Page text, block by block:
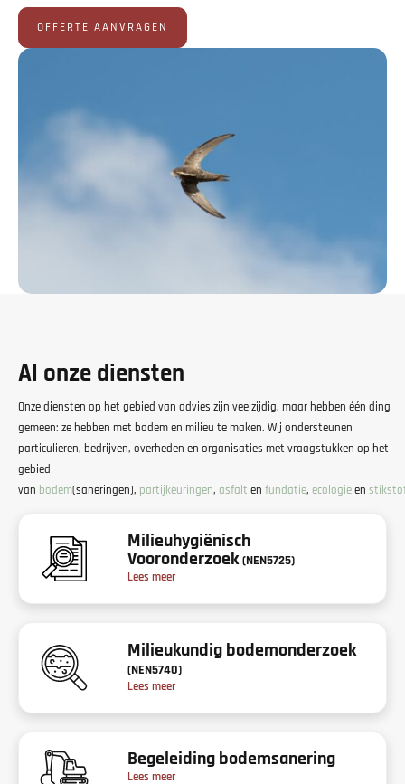
OFFERTE AANVRAGEN
Al onze diensten
Onze diensten op het gebied van advies zijn veelzijdig, maar hebben één ding
gemeen: ze hebben met bodem en milieu te maken. Wij ondersteunen
particulieren, bedrijven, overheden en organisaties met vraagstukken op het
gebied
van bodem(saneringen), partijkeuringen, asfalt en fundatie, ecologieen
Milieuhygiënisch
Vooronderzoek(NEN5725)
Lees meer
Milieukundig bodemonderzoek
(NEN5740)
Lees meer
Begeleiding bodemsanering
Lees meer